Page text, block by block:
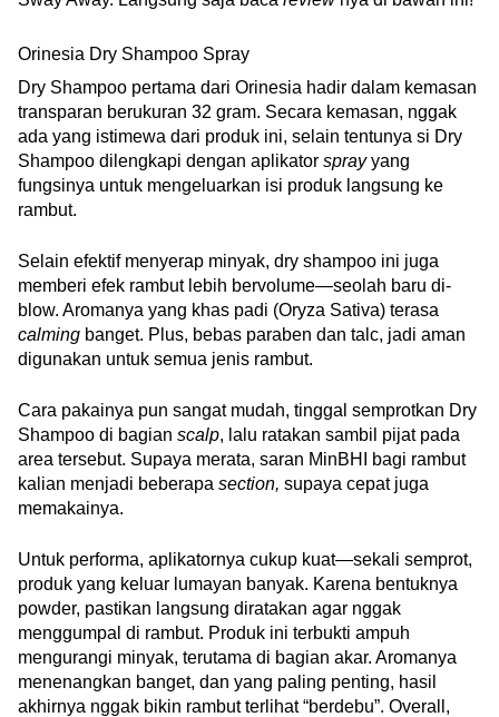
Orinesia Dry Shampoo Spray
Dry Shampoo pertama dari Orinesia hadir dalam kemasan
transparan berukuran 32 gram. Secara kemasan, nggak
ada yang istimewa dari produk ini, selain tentunya si Dry
Shampoo dilengkapi dengan aplikator spray yang
fungsinya untuk mengeluarkan isi produk langsung ke
rambut.
Selain efektif menyerap minyak, dry shampoo ini juga
memberi efek rambut lebih bervolume—seolah baru di-
calming banget. Plus, bebas paraben dan talc, jadi aman
digunakan untuk semua jenis rambut.
Cara pakainya pun sangat mudah, tinggal semprotkan Dry
Shampoo di bagian scalp, lalu ratakan sambil pijat pada
area tersebut. Supaya merata, saran MinBHI bagi rambut
kalian menjadi beberapa section, supaya cepat juga
memakainya.
Untuk performa, aplikatornya cukup kuat—sekali semprot,
produk yang keluar lumayan banyak. Karena bentuknya
powder, pastikan langsung diratakan agar nggak
menggumpal di rambut. Produk ini terbukti ampuh
mengurangi minyak, terutama di bagian akar. Aromanya
menenangkan banget, dan yang paling penting, hasil
akhirnya nggak bikin rambut terlihat “berdebu”. Overall,